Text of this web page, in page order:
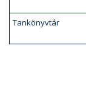
Tankönyvtár